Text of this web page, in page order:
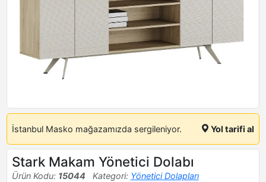
İstanbul Masko mağazamızda sergileniyor. Yol tarifi al
Stark Makam Yönetici Dolabı
Ürün Kodu: 15044 Kategori: Yönetici Dolapları